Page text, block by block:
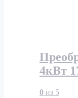
4кВт
0 из 5